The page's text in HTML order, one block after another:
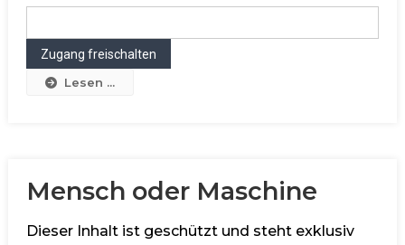
Lesen ...
Mensch oder Maschine
Dieser Inhalt ist geschützt und steht exklusiv